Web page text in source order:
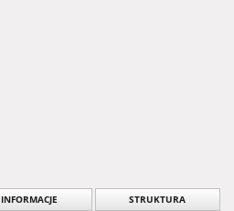
INFORMACJE STRUKTURA